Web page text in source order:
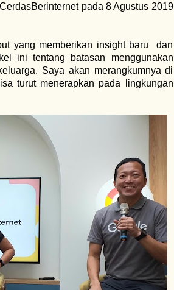
pada 8 Agustus 2019
yang memberikan insight baru dan
ini tentang batasan menggunakan
Saya akan merangkumnya di
turut menerapkan pada lingkungan